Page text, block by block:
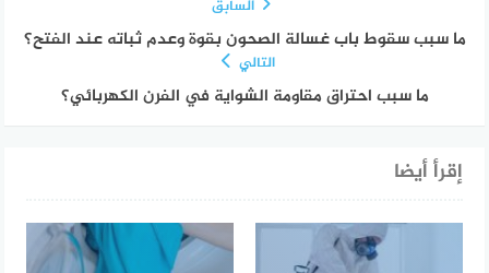
السابق
ما سبب سقوط باب غسالة الصحون بقوة وعدم ثباته عند الفتح؟
التالي
ما سبب احتراق مقاومة الشواية في الفرن الكهربائي؟
إقرأ أيضا